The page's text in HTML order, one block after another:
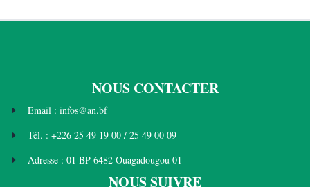
NOUS CONTACTER
Email : infos@an.bf
Tél. : +226 25 49 19 00 / 25 49 00 09
Adresse : 01 BP 6482 Ouagadougou 01
NOUS SUIVRE